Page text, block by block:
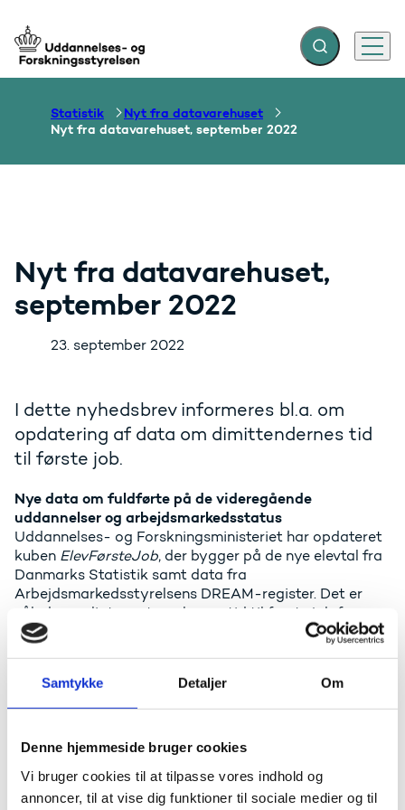
Samtykke Detaljer Om
Denne hjemmeside bruger cookies
Vi bruger cookies til at tilpasse vores indhold og
annoncer, til at vise dig funktioner til sociale medier og til
Gå til forsiden Fold søgefelt ud
Menu
Statistik
Nyt fra datavarehuset
Nyt fra datavarehuset, september 2022
Nyt fra datavarehuset,
september 2022
23. september 2022
I dette nyhedsbrev informeres bl.a. om
opdatering af data om dimittendernes tid
til første job.
Nye data om fuldførte på de videregående
uddannelser og arbejdsmarkedsstatus
Uddannelses- og Forskningsministeriet har opdateret
kuben ElevFørsteJob, der bygger på de nye elevtal fra
Danmarks Statistik samt data fra
Arbejdsmarkedsstyrelsens DREAM-register. Det er
således muligt nu at analysere tid til første job for
2021-dimittenderne.
opdateret.
nye nøgletal for gymnasiekarakterer
(eksamenskvotient opnået i gymnasiet) i en række
kuber. Nu findes gymnasiekarakterer som nøgletal og